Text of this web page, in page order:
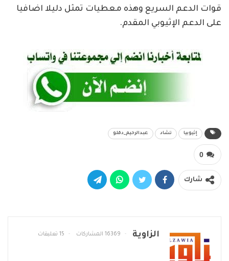
قوات الدعم السريع وهذه معطيات تمثل دليلا اضافيا
على الدعم الإثيوبي المقدم.
إثيوبيا تشاد عبدالرحيم_دقلو
0
شارك
الزاوية 16369 المشاركات 15 تعليقات